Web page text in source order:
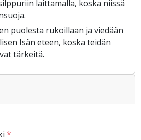
laittamalla, koska niissä
puolesta rukoillaan ja viedään
Isän eteen, koska teidän
tärkeitä.
*